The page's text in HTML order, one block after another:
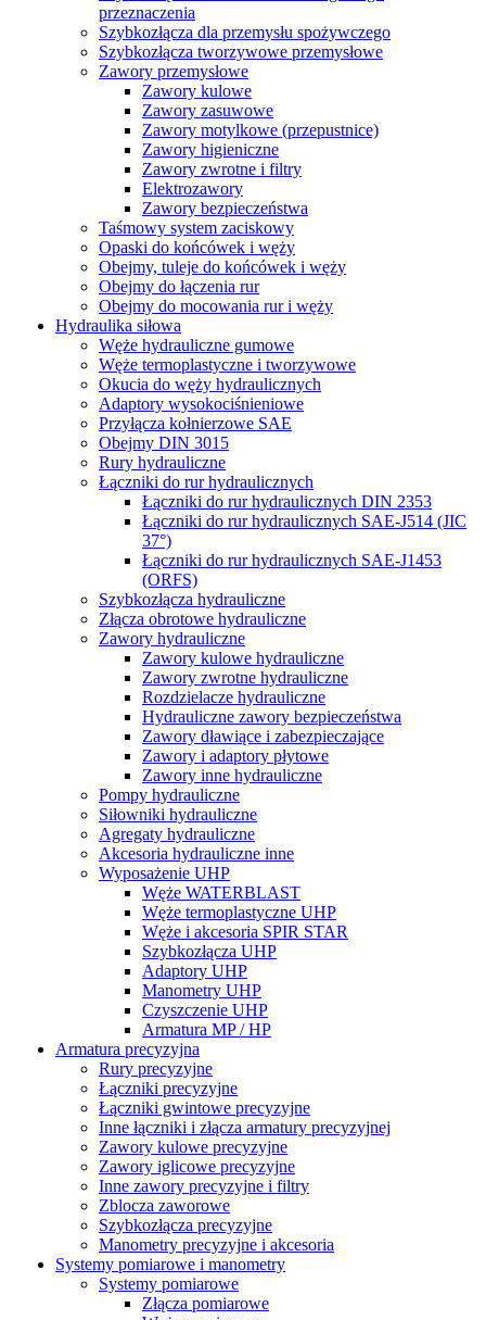
przeznaczenia
Szybkozłącza dla przemysłu spożywczego
Szybkozłącza tworzywowe przemysłowe
Zawory przemysłowe
Zawory kulowe
Zawory zasuwowe
Zawory motylkowe (przepustnice)
Zawory higieniczne
Zawory zwrotne i filtry
Elektrozawory
Zawory bezpieczeństwa
Taśmowy system zaciskowy
Opaski do końcówek i węży
Obejmy, tuleje do końcówek i węży
Obejmy do łączenia rur
Obejmy do mocowania rur i węży
Hydraulika siłowa
Węże hydrauliczne gumowe
Węże termoplastyczne i tworzywowe
Okucia do węży hydraulicznych
Adaptory wysokociśnieniowe
Przyłącza kołnierzowe SAE
Obejmy DIN 3015
Rury hydrauliczne
Łączniki do rur hydraulicznych
Łączniki do rur hydraulicznych DIN 2353
Łączniki do rur hydraulicznych SAE-J514 (JIC
37°)
Łączniki do rur hydraulicznych SAE-J1453
(ORFS)
Szybkozłącza hydrauliczne
Złącza obrotowe hydrauliczne
Zawory hydrauliczne
Zawory kulowe hydrauliczne
Zawory zwrotne hydrauliczne
Rozdzielacze hydrauliczne
Hydrauliczne zawory bezpieczeństwa
Zawory dławiące i zabezpieczające
Zawory i adaptory płytowe
Zawory inne hydrauliczne
Pompy hydrauliczne
Siłowniki hydrauliczne
Agregaty hydrauliczne
Akcesoria hydrauliczne inne
Wyposażenie UHP
Węże WATERBLAST
Węże termoplastyczne UHP
Węże i akcesoria SPIR STAR
Szybkozłącza UHP
Adaptory UHP
Manometry UHP
Czyszczenie UHP
Armatura MP / HP
Armatura precyzyjna
Rury precyzyjne
Łączniki precyzyjne
Łączniki gwintowe precyzyjne
Inne łączniki i złącza armatury precyzyjnej
Zawory kulowe precyzyjne
Zawory iglicowe precyzyjne
Inne zawory precyzyjne i filtry
Zblocza zaworowe
Szybkozłącza precyzyjne
Manometry precyzyjne i akcesoria
Systemy pomiarowe i manometry
Systemy pomiarowe
Złącza pomiarowe